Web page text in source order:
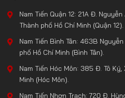
Nam Tiến Quận 12: 21A Đ.
Thành phố Hồ Chí Minh (Quận 12).
Nam Tiến Bình Tân: 463B
phố Hồ Chí Minh (Bình Tân).
Nam Tiến Hóc Môn: 385 Đ. Tô
Minh (Hóc Môn).
Nam Tiến Nhơn Trạch: 720 Đ.